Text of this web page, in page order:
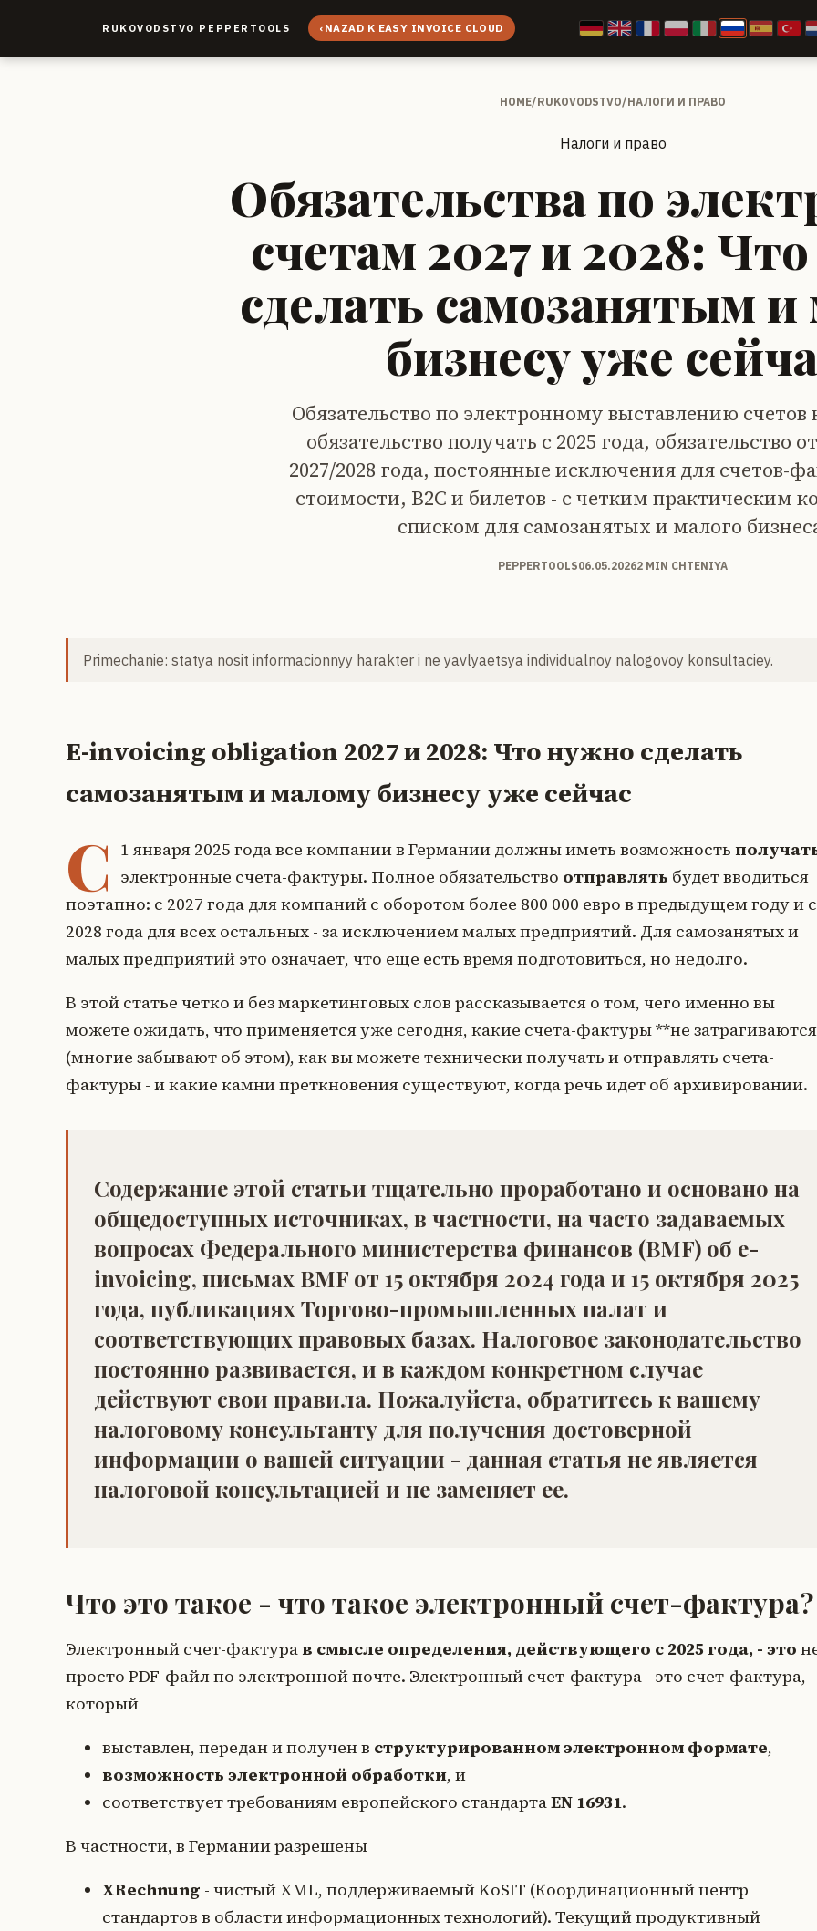
RUKOVODSTVO PEPPERTOOLS ‹ NAZAD K EASY INVOICE CLOUD
HOME/RUKOVODSTVO/НАЛОГИ И ПРАВО
Налоги и право
Обязательства по
счетам 2027 и 2028:
сделать самозанятым
бизнесу уже
Обязательство по электронному выставлению счетов
обязательство получать с 2025 года, обязательство
2027/2028 года, постоянные исключения для счетов-
стоимости, B2C и билетов - с четким практическим
списком для самозанятых и малого
PEPPERTOOLS06.05.20262 MIN CHTENIYA
Primechanie: statya nosit informacionnyy harakter i ne yavlyaetsya individualnoy nalogovoy konsultaciey.
E-invoicing obligation 2027 и 2028: Что нужно сделать
самозанятым и малому бизнесу уже сейчас
С 1 января 2025 года все компании в Германии должны иметь возможность
электронные счета-фактуры. Полное обязательство отправлять будет вводиться
поэтапно: с 2027 года для компаний с оборотом более 800 000 евро в предыдущем году и с
2028 года для всех остальных - за исключением малых предприятий. Для самозанятых и
малых предприятий это означает, что еще есть время подготовиться, но недолго.
В этой статье четко и без маркетинговых слов рассказывается о том, чего именно вы
можете ожидать, что применяется уже сегодня, какие счета-фактуры **не затрагиваются
(многие забывают об этом), как вы можете технически получать и отправлять счета-
фактуры - и какие камни преткновения существуют, когда речь идет об архивировании.
Содержание этой статьи тщательно проработано и основано на
общедоступных источниках, в частности, на часто задаваемых
вопросах Федерального министерства финансов (BMF) об e-
invoicing, письмах BMF от 15 октября 2024 года и 15 октября 2025
года, публикациях Торгово-промышленных палат и
соответствующих правовых базах. Налоговое законодательство
постоянно развивается, и в каждом конкретном случае
действуют свои правила. Пожалуйста, обратитесь к вашему
налоговому консультанту для получения достоверной
информации о вашей ситуации - данная статья не является
налоговой консультацией и не заменяет ее.
Что это такое - что такое электронный счет-фактура?
Электронный счет-фактура в смысле определения, действующего с 2025 года, - это
просто PDF-файл по электронной почте. Электронный счет-фактура - это счет-фактура,
который
выставлен, передан и получен в структурированном электронном формате,
возможность электронной обработки, и
соответствует требованиям европейского стандартаEN 16931.
В частности, в Германии разрешены
XRechnung - чистый XML, поддерживаемый KoSIT (Координационный центр
стандартов в области информационных технологий). Текущий продуктивный